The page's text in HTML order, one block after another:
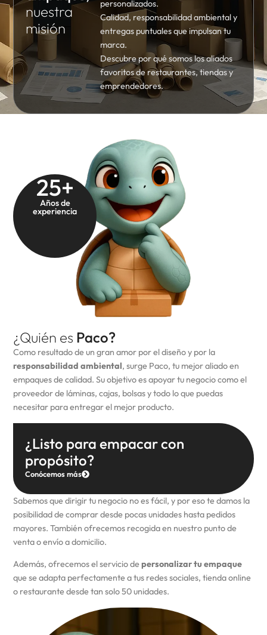
nuestra
misión
personalizados.
Calidad, responsabilidad ambiental y
entregas puntuales que impulsan tu
marca.
Descubre por qué somos los aliados
favoritos de restaurantes, tiendas y
emprendedores.
¿Quién es Paco?
Como resultado de un gran amor por el diseño y por la
responsabilidad ambiental, surge Paco, tu mejor aliado en
empaques de calidad. Su objetivo es apoyar tu negocio como el
proveedor de láminas, cajas, bolsas y todo lo que puedas
necesitar para entregar el mejor producto.
¿Listo para empacar con
propósito?
Conócemos más
25+
Años de
experiencia
Sabemos que dirigir tu negocio no es fácil, y por eso te damos la
posibilidad de comprar desde pocas unidades hasta pedidos
mayores. También ofrecemos recogida en nuestro punto de
venta o envío a domicilio.
Además, ofrecemos el servicio depersonalizar tu empaque
que se adapta perfectamente a tus redes sociales, tienda online
o restaurante desde tan solo 50 unidades.